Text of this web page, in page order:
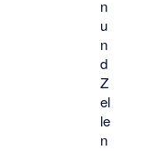
n
u
n
d
Z
el
le
n